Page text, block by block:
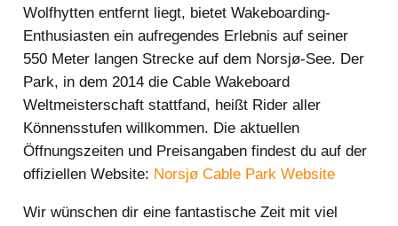
Wolfhytten entfernt liegt, bietet Wakeboarding-
Enthusiasten ein aufregendes Erlebnis auf seiner
550 Meter langen Strecke auf dem Norsjø-See. Der
Park, in dem 2014 die Cable Wakeboard
Weltmeisterschaft stattfand, heißt Rider aller
Könnensstufen willkommen. Die aktuellen
Öffnungszeiten und Preisangaben findest du auf der
offiziellen Website: Norsjø Cable Park Website
Wir wünschen dir eine fantastische Zeit mit viel